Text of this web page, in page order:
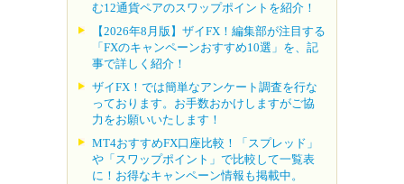
む12通貨ペアのスワップポイントを紹介！
【2026年8月版】ザイFX！編集部が注目する
「FXのキャンペーンおすすめ10選」を、記
事で詳しく紹介！
ザイFX！では簡単なアンケート調査を行な
っております。お手数おかけしますがご協
力をお願いいたします！
MT4おすすめFX口座比較！「スプレッド」
や「スワップポイント」で比較して一覧表
に！お得なキャンペーン情報も掲載中。